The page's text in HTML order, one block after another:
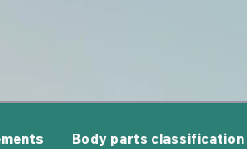
Body parts classification